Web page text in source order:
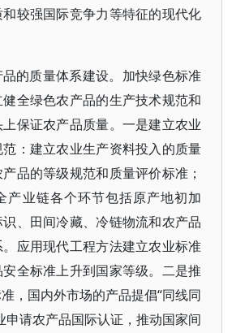
较强国际竞争力等特征的现代化
的质量体系建设。加快绿色标准
全绿色农产品的生产技术规范和
保证农产品质量。一是建立农业
：建立农业生产资料投入的质量
品的等级规范和质量评价标准；
产业链各个环节包括原产地初加
、田间冷藏、冷链物流和农产品
应用现代工程方法建立农业标准
全标准上升到国家等级。二是推
，国内外市场的产品提倡“同线同
申请农产品国际认证，推动国家间